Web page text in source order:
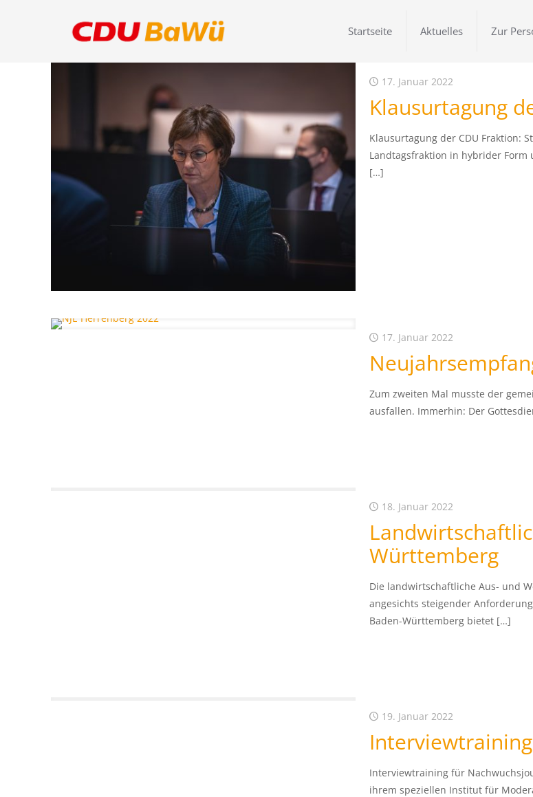
Startseite Aktuelles Zur
17. Januar 2022
Klausurtagung
Klausurtagung der CDU Fraktion:
Landtagsfraktion in hybrider
[…]
17. Januar 2022
Zum zweiten Mal musste der
ausfallen. Immerhin: Der
18. Januar 2022
Württemberg
Die landwirtschaftliche Aus- und
angesichts steigender
Baden-Württemberg bietet[…]
19. Januar 2022
Interviewtraining für
ihrem speziellen Institut für